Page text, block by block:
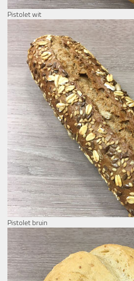
Pistolet wit
Pistolet bruin